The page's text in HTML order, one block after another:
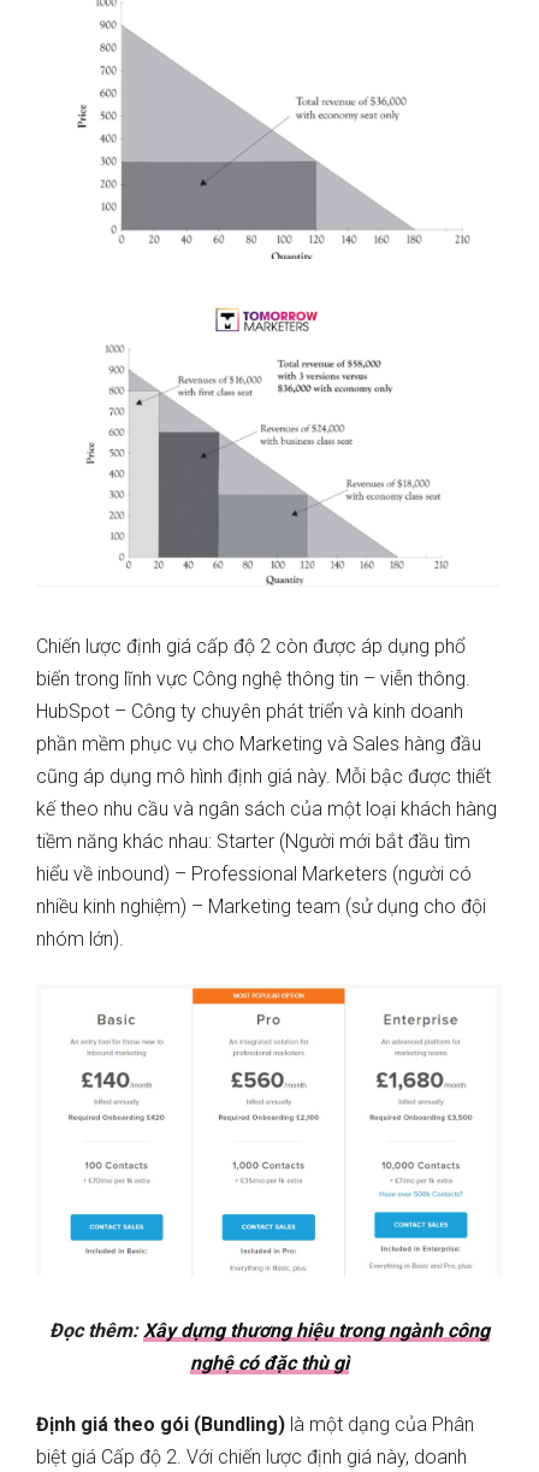
Chiến lược định giá cấp độ 2 còn được áp dụng phổ
biến trong lĩnh vực Công nghệ thông tin – viễn thông.
HubSpot – Công ty chuyên phát triển và kinh doanh
phần mềm phục vụ cho Marketing và Sales hàng đầu
cũng áp dụng mô hình định giá này. Mỗi bậc được thiết
kế theo nhu cầu và ngân sách của một loại khách hàng
tiềm năng khác nhau: Starter (Người mới bắt đầu tìm
hiểu về inbound) – Professional Marketers (người có
nhiều kinh nghiệm) – Marketing team (sử dụng cho đội
nhóm lớn).
Đọc thêm:Xây dựng thương hiệu trong ngành công
nghệ có đặc thù gì
Định giá theo gói (Bundling) là một dạng của Phân
biệt giá Cấp độ 2. Với chiến lược định giá này, doanh